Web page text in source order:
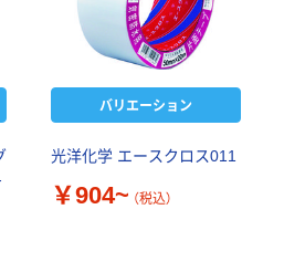
バリエーション
光洋化学 エースクロス011
￥904~ （税込）